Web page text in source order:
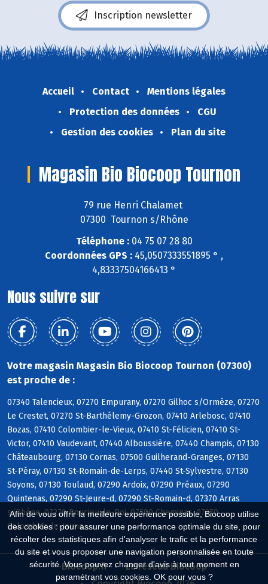
Afin de vous offrir la meilleure expérience possible, Biocoop utilise
des cookies : pour assurer une performance optimale du site, pour
récolter des statistiques afin d'analyser le trafic et la performance
du site et vous proposer une navigation personnalisée en toute
sécurité. Vous pouvez changer d'avis à tout moment en
paramétrant vos cookies. OK pour vous ?
Inscription newsletter
Accueil Contact
Mentions légales
Protection des données
CGU
Gestion des cookies
Plan du site
Magasin Bio Biocoop Tournon
79 rue Henri Chalamet
07300 Tournon s/Rhône
Téléphone :04 75 07 28 80
Coordonnées GPS : 45,0507333551895 ° ,
4,83337504166413 °
Nous suivre sur
Votre magasin Magasin Bio Biocoop Tournon (07300)
est proche de :
07340 Talencieux, 07270 Empurany, 07270 Gilhoc s/Ormèze, 07270
Le Crestet, 07270 St-Barthélemy-Grozon, 07410 Arlebosc, 07410
Bozas, 07410 Colombier-le-Vieux, 07410 St-Félicien, 07410 St-
Victor, 07410 Vaudevant, 07440 Alboussière, 07440 Champis, 07130
Châteaubourg, 07130 Cornas, 07500 Guilherand-Granges, 07130
St-Péray, 07130 St-Romain-de-Lerps, 07440 St-Sylvestre, 07130
Soyons, 07130 Toulaud, 07290 Ardoix, 07290 Préaux, 07290
Quintenas, 07290 St-Jeure-d, 07290 St-Romain-d, 07370 Arras
s/Rhône, 07270 Boucieu-le-Roi, 07300 Cheminas, 07270
Colombier-le-Jeune
Biocoop.fr
Le réseau Biocoop